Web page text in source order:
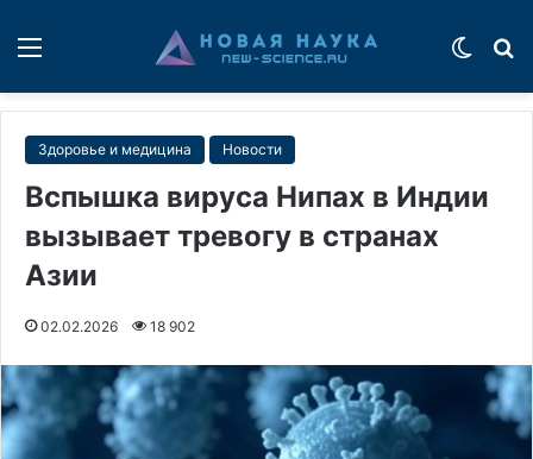
Здоровье и медицина Новости
Вспышка вируса Нипах в Индии
вызывает тревогу в странах
Азии
02.02.2026 18 902